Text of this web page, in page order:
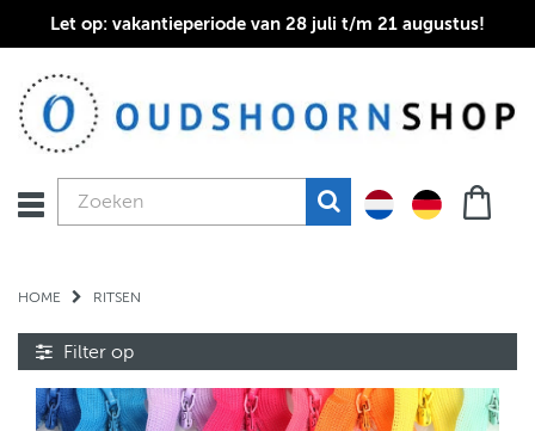
Let op: vakantieperiode van 28 juli t/m 21 augustus!
HOME RITSEN
Filter op